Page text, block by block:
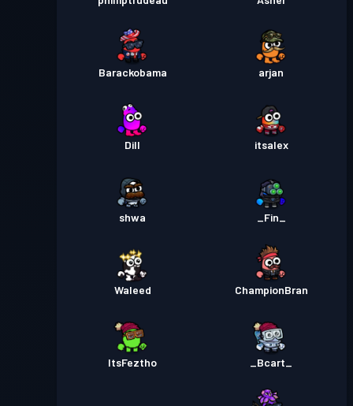
Barackobama arjan
Dill itsalex
shwa _Fin_
Waleed ChampionBran
ItsFeztho _Bcart_